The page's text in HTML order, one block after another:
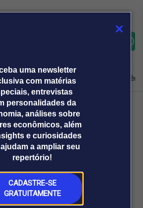
uma newsletter
com matérias
entrevistas
personalidades da
análises sobre
econômicos, além
e curiosidades
a ampliar seu
repertório!
CADASTRE-SE
GRATUITAMENTE
NotíciasBlogWeekend
Broadcast+
O mercado
financeiro em
tempo real
Releases Broadcast
Prêmio Broadcast
Empresas
Releases
índice
cai
junho